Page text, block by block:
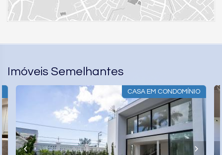
Imóveis Semelhantes
CASA EM CONDOMÍNIO